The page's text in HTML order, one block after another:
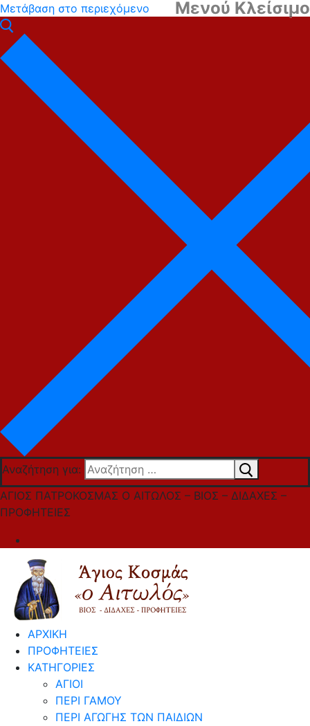
Μετάβαση στο περιεχόμενο Μενού Κλείσιμο
Αναζήτηση για:
ΑΓΙΟΣ ΠΑΤΡΟΚΟΣΜΑΣ Ο ΑΙΤΩΛΟΣ – ΒΙΟΣ – ΔΙΔΑΧΕΣ –
ΠΡΟΦΗΤΕΙΕΣ
ΑΡΧΙΚΗ
ΠΡΟΦΗΤΕΙΕΣ
ΚΑΤΗΓΟΡΙΕΣ
ΑΓΙΟΙ
ΠΕΡΙ ΓΑΜΟΥ
ΠΕΡΙ ΑΓΩΓΗΣ ΤΩΝ ΠΑΙΔΙΩΝ